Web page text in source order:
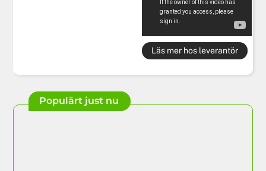
Läs mer hos leverantör
Populärt just nu